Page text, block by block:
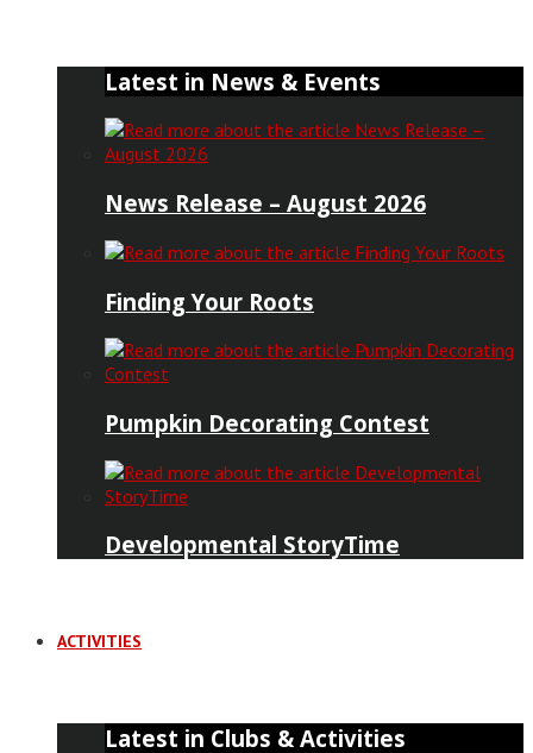
Latest in News & Events
News Release – August 2026
Finding Your Roots
Pumpkin Decorating Contest
Developmental StoryTime
ACTIVITIES
Latest in Clubs & Activities